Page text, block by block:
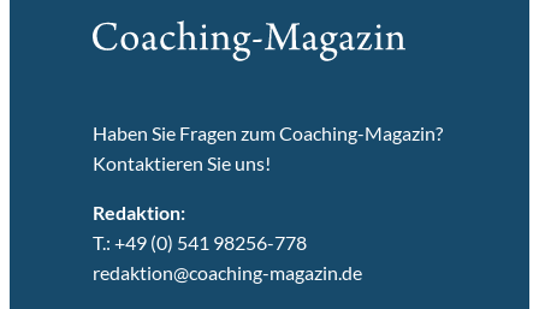
Haben Sie Fragen zum Coaching-Magazin?
Kontaktieren Sie uns!
Redaktion:
T.: +49 (0) 541 98256-778
redaktion@coaching-magazin.de